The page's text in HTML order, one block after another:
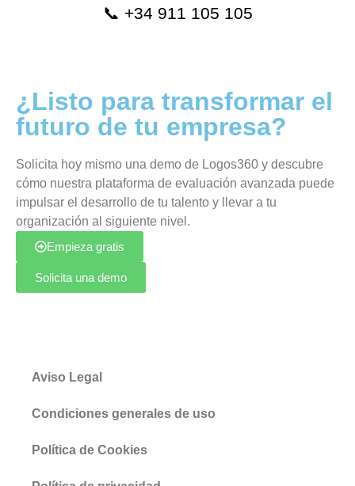
📞 +34 911 105 105
¿Listo para transformar el
futuro de tu empresa?
Solicita hoy mismo una demo de Logos360 y descubre
cómo nuestra plataforma de evaluación avanzada puede
impulsar el desarrollo de tu talento y llevar a tu
organización al siguiente nivel.
Empieza gratis
Solicita una demo
Aviso Legal
Condiciones generales de uso
Política de Cookies